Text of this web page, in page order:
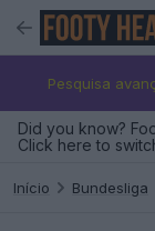
Pesquisa
Did you know?
Click here to
Início Bundesliga